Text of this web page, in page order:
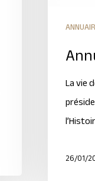
La vie
26/01/